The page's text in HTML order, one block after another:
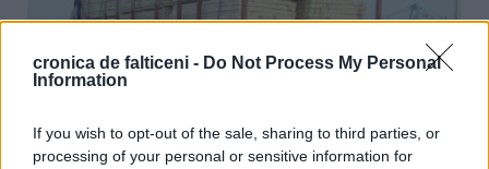
cronica de falticeni - Do Not Process My Personal
Information
If you wish to opt-out of the sale, sharing to third parties, or
processing of your personal or sensitive information for